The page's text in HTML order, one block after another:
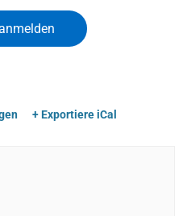
+ Exportiere iCal